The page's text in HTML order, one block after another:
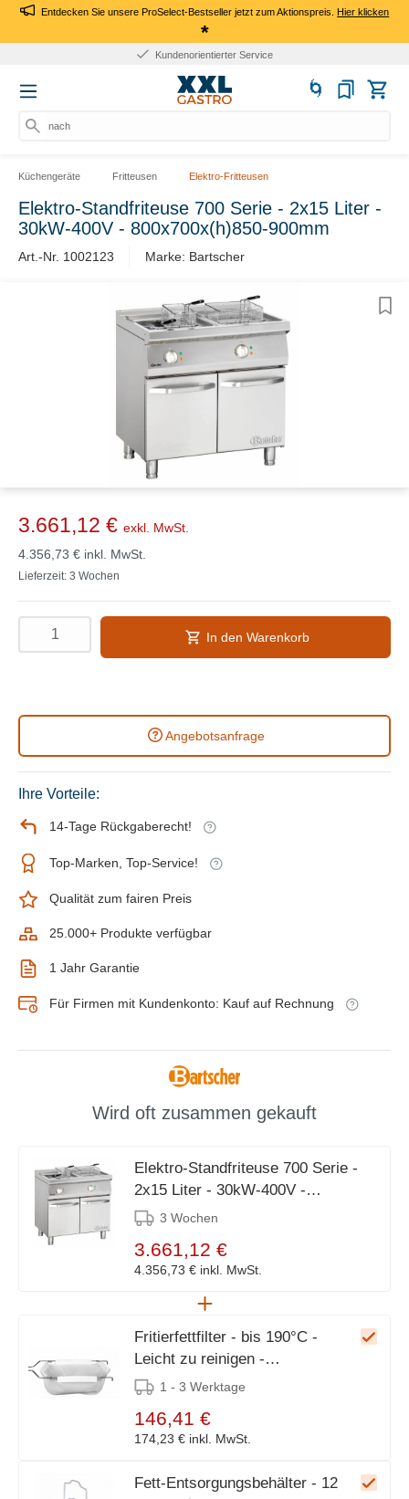
Entdecken Sie unsere ProSelect-Bestseller jetzt zum Aktionspreis.Hier klicken
*
Kundenorientierter Service
nach Pr
Küchengeräte Fritteusen Elektro-Fritteusen
Elektro-Standfriteuse 700 Serie - 2x15 Liter -
30kW-400V - 800x700x(h)850-900mm
Art.-Nr. 1002123 Marke: Bartscher
3.661,12 € exkl. MwSt.
4.356,73 € inkl. MwSt.
Lieferzeit: 3 Wochen
In den Warenkorb
Angebotsanfrage
Ihre Vorteile:
14-Tage Rückgaberecht!
Top-Marken, Top-Service!
Qualität zum fairen Preis
25.000+ Produkte verfügbar
1 Jahr Garantie
Für Firmen mit Kundenkonto: Kauf auf Rechnung
Wird oft zusammen gekauft
Elektro-Standfriteuse 700 Serie -
2x15 Liter - 30kW-400V -
800x700x(h)850-900mm
3 Wochen
3.661,12 €
4.356,73 € inkl. MwSt.
Fritierfettfilter - bis 190°C -
Leicht zu reinigen -
181x600x(h)155mm
1 - 3 Werktage
146,41 €
174,23 € inkl. MwSt.
Fett-Entsorgungsbehälter - 12